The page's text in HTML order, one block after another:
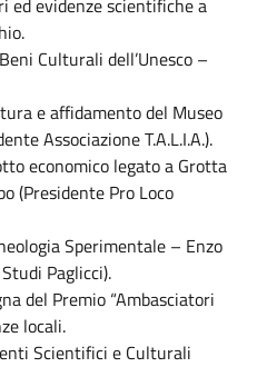
Culturali dell’Unesco –
e affidamento del Museo
Associazione T.A.L.I.A.).
economico legato a Grotta
(Presidente Pro Loco
Sperimentale – Enzo
Paglicci).
del Premio “Ambasciatori
locali.
Scientifici e Culturali